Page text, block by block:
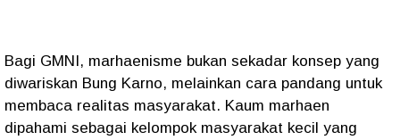
Bagi GMNI, marhaenisme bukan sekadar konsep yang
diwariskan Bung Karno, melainkan cara pandang untuk
membaca realitas masyarakat. Kaum marhaen
dipahami sebagai kelompok masyarakat kecil yang